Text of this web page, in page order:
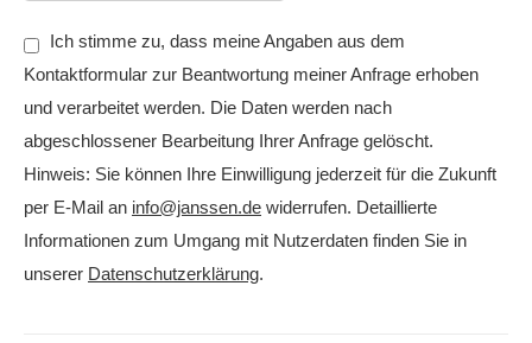
Ich stimme zu, dass meine Angaben aus dem
Kontaktformular zur Beantwortung meiner Anfrage erhoben
und verarbeitet werden. Die Daten werden nach
abgeschlossener Bearbeitung Ihrer Anfrage gelöscht.
Hinweis: Sie können Ihre Einwilligung jederzeit für die Zukunft
per E-Mail an info@janssen.de widerrufen. Detaillierte
Informationen zum Umgang mit Nutzerdaten finden Sie in
unserer Datenschutzerklärung.